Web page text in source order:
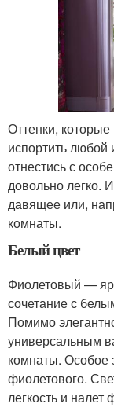
Оттенки, которые
испортить любой
отнестись с
довольно легко.
давящее или,
комнаты.
Белый цвет
Фиолетовый —
сочетание с
Помимо
универсальным
комнаты. Особое
фиолетового.
легкость и